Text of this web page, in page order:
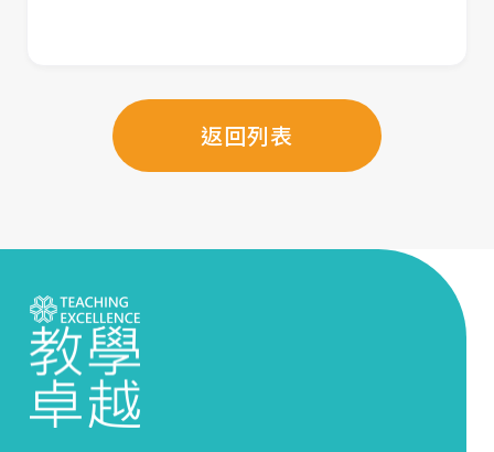
返回列表